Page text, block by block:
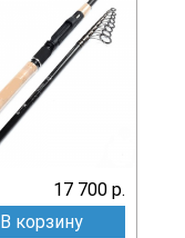
17 700 р.
В корзину